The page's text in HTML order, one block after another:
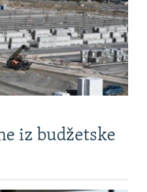
iz budžetske